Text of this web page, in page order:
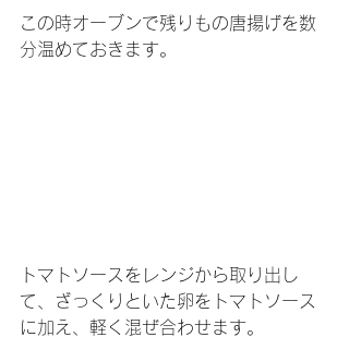
この時オーブンで残りもの唐揚げを数
分温めておきます。
トマトソースをレンジから取り出し
て、ざっくりといた卵をトマトソース
に加え、軽く混ぜ合わせます。